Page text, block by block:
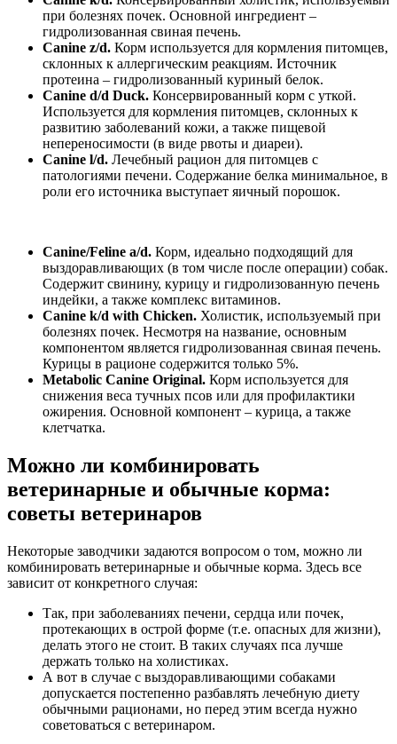
при болезнях почек. Основной ингредиент –
гидролизованная свиная печень.
Canine z/d. Корм используется для кормления питомцев,
склонных к аллергическим реакциям. Источник
протеина – гидролизованный куриный белок.
Canine d/d Duck. Консервированный корм с уткой.
Используется для кормления питомцев, склонных к
развитию заболеваний кожи, а также пищевой
непереносимости (в виде рвоты и диареи).
Canine l/d. Лечебный рацион для питомцев с
патологиями печени. Содержание белка минимальное, в
роли его источника выступает яичный порошок.
Canine/Feline a/d. Корм, идеально подходящий для
выздоравливающих (в том числе после операции) собак.
Содержит свинину, курицу и гидролизованную печень
индейки, а также комплекс витаминов.
Canine k/d with Chicken. Холистик, используемый при
болезнях почек. Несмотря на название, основным
компонентом является гидролизованная свиная печень.
Курицы в рационе содержится только 5%.
Metabolic Canine Original. Корм используется для
снижения веса тучных псов или для профилактики
ожирения. Основной компонент – курица, а также
клетчатка.
Можно ли комбинировать
ветеринарные и обычные корма:
советы ветеринаров
Некоторые заводчики задаются вопросом о том, можно ли
комбинировать ветеринарные и обычные корма. Здесь все
зависит от конкретного случая:
Так, при заболеваниях печени, сердца или почек,
протекающих в острой форме (т.е. опасных для жизни),
делать этого не стоит. В таких случаях пса лучше
держать только на холистиках.
А вот в случае с выздоравливающими собаками
допускается постепенно разбавлять лечебную диету
обычными рационами, но перед этим всегда нужно
советоваться с ветеринаром.